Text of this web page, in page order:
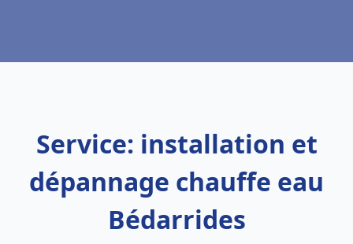
Service: installation et
dépannage chauffe eau
Bédarrides